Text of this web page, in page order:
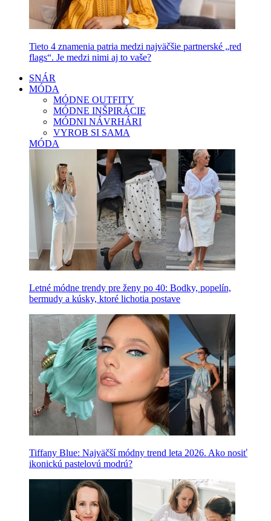
Tieto 4 znamenia patria medzi najväčšie partnerské „red
flags“. Je medzi nimi aj to vaše?
SNÁR
MÓDA
MÓDNE OUTFITY
MÓDNE INŠPIRÁCIE
MÓDNI NÁVRHÁRI
VYROB SI SAMA
MÓDA
Letné módne trendy pre ženy po 40: Bodky, popelín,
bermudy a kúsky, ktoré lichotia postave
Tiffany Blue: Najväčší módny trend leta 2026. Ako nosiť
ikonickú pastelovú modrú?